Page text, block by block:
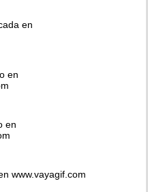
en
en
en
www.vayagif.com